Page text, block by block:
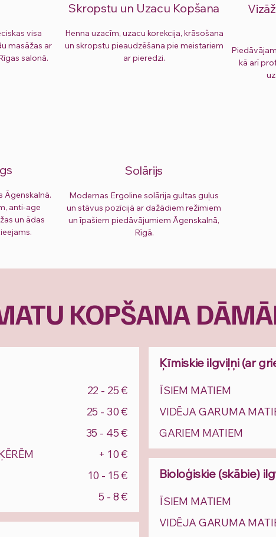
visa
masāžas ar
salonā.
Skropstu un Uzacu Kopšana
Henna uzacīm, uzacu korekcija, krāsošana
un skropstu pieaudzēšana pie meistariem
ar pieredzi.
kā arī
Āgenskalnā.
anti-age
un ādas
Solārijs
Modernas Ergoline solārija gultas guļus
un stāvus pozīcijā ar dažādiem režīmiem
un īpašiem piedāvājumiem Āgenskalnā,
Rīgā.
KOPŠANA
22 - 25 €
25 - 30 €
35 - 45 €
+ 10 €
10 - 15 €
5 - 8 €
Ķīmiskie ilgviļņi (ar
ĪSIEM MATIEM
VIDĒJA GARUMA
GARIEM MATIEM
Bioloģiskie (skābie)
ĪSIEM MATIEM
VIDĒJA GARUMA